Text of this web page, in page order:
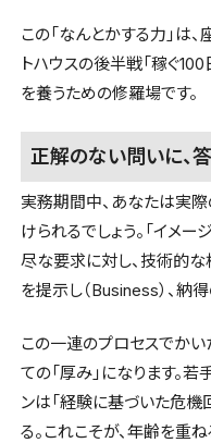
この「なんとかする力」は
トハウスの後半戦「稼ぐ
を養うための修羅場です。
正解のない問いに、
実務期間中、あなたは実
けられるでしょう。「イメー
尽な要求に対し、技術的な
を提示し（Business）、納得
この一連のプロセスでか
ての「厚み」になります。
ンは「経験に基づいた危機
る。これこそが、年齢を重